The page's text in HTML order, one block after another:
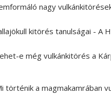
nagy
kitörés tanulságai - A
e még vulkánkitörés a
történik a magmakamrában